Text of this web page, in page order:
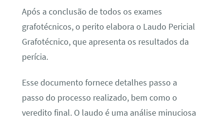
Após a conclusão de todos os exames
grafotécnicos, o perito elabora o Laudo Pericial
Grafotécnico, que apresenta os resultados da
perícia.
Esse documento fornece detalhes passo a
passo do processo realizado, bem como o
veredito final. O laudo é uma análise minuciosa